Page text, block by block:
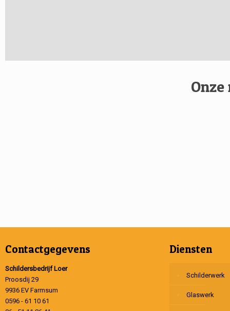
Contactgegevens
Schildersbedrijf Loer
Proosdij 29
9936 EV Farmsum
0596 - 61 10 61
Diensten
Schilderwerk
Glaswerk